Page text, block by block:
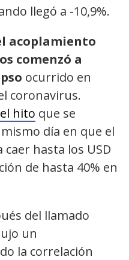
llegó a -10,9%.
acoplamiento
comenzó a
ocurrido en
coronavirus.
hito que se
día en que el
hasta los USD
de hasta 40% en
del llamado
un
la correlación